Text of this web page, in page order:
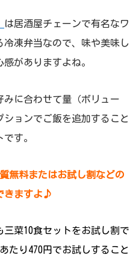
は居酒屋チェーンで有名なワ
凍弁当なので、味や美味し
がありますよね。
みに合わせて量（ボリュー
ションでご飯を追加すること
す。
無料またはお試し割などの
きますよ♪
菜10食セットをお試し割で
たり470円でお試しすること